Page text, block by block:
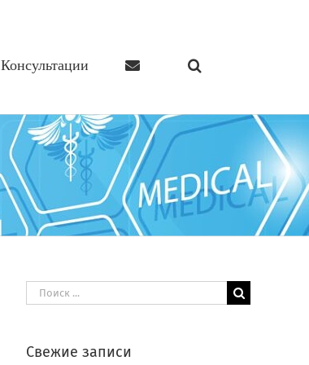
Консультации
Результат
поиска:
Свежие записи